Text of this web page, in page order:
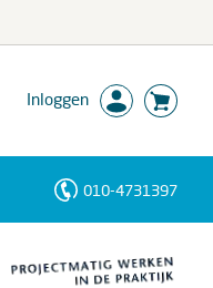
Inloggen
010-4731397